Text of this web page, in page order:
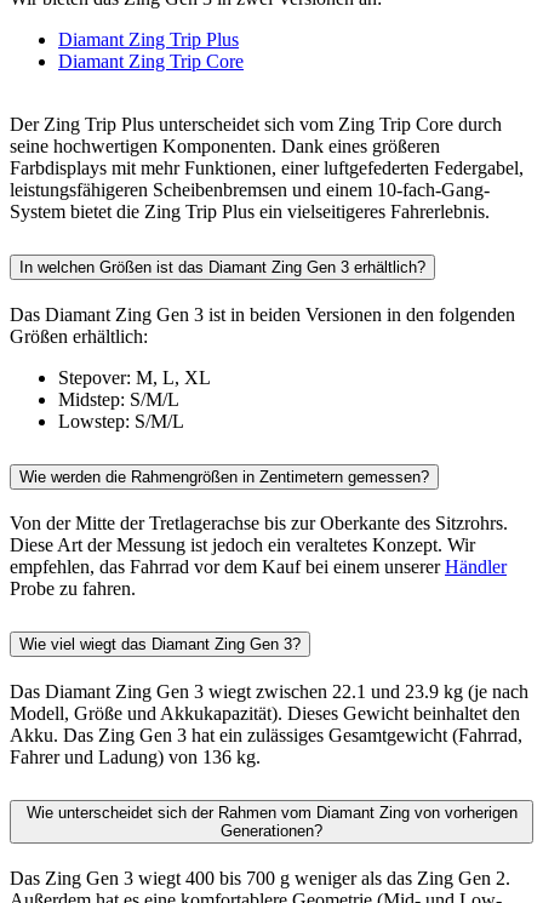
Diamant Zing Trip Plus
Diamant Zing Trip Core
Der Zing Trip Plus unterscheidet sich vom Zing Trip Core durch
seine hochwertigen Komponenten. Dank eines größeren
Farbdisplays mit mehr Funktionen, einer luftgefederten Federgabel,
leistungsfähigeren Scheibenbremsen und einem 10-fach-Gang-
System bietet die Zing Trip Plus ein vielseitigeres Fahrerlebnis.
In welchen Größen ist das Diamant Zing Gen 3 erhältlich?
Das Diamant Zing Gen 3 ist in beiden Versionen in den folgenden
Größen erhältlich:
Stepover: M, L, XL
Midstep: S/M/L
Lowstep: S/M/L
Wie werden die Rahmengrößen in Zentimetern gemessen?
Von der Mitte der Tretlagerachse bis zur Oberkante des Sitzrohrs.
Diese Art der Messung ist jedoch ein veraltetes Konzept. Wir
empfehlen, das Fahrrad vor dem Kauf bei einem unsererHändler
Probe zu fahren.
Wie viel wiegt das Diamant Zing Gen 3?
Das Diamant Zing Gen 3 wiegt zwischen 22.1 und 23.9 kg (je nach
Modell, Größe und Akkukapazität). Dieses Gewicht beinhaltet den
Akku. Das Zing Gen 3 hat ein zulässiges Gesamtgewicht (Fahrrad,
Fahrer und Ladung) von 136 kg.
Wie unterscheidet sich der Rahmen vom Diamant Zing von vorherigen
Generationen?
Das Zing Gen 3 wiegt 400 bis 700 g weniger als das Zing Gen 2.